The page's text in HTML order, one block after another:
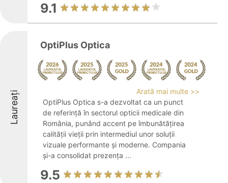
9.1
Laureați
OptiPlus Optica
Arată mai multe >>
OptiPlus Optica s-a dezvoltat ca un punct
de referință în sectorul opticii medicale din
România, punând accent pe îmbunătățirea
calității vieții prin intermediul unor soluții
vizuale performante și moderne. Compania
și-a consolidat prezența ...
9.5